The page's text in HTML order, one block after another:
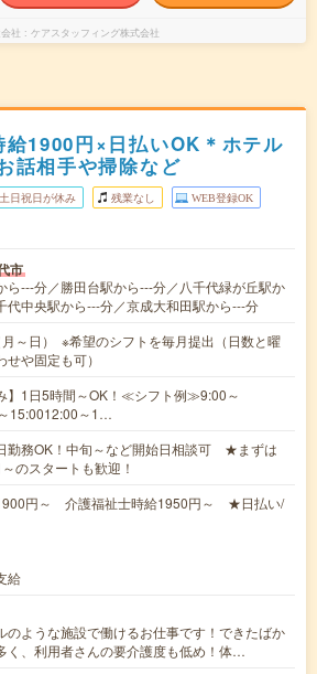
社 ケアスタッフィング株式会社
給1900円×日払いOK＊ホテル
話相手や掃除など
土日祝日が休み 残業なし WEB登録OK
市
ら---分／勝田台駅から---分／八千代緑が丘駅か
代中央駅から---分／京成大和田駅から---分
～日） ※希望のシフトを毎月提出（日数と曜
せや固定も可）
】1日5時間～OK！≪シフト例≫9:00～
15:0012:00～1…
勤務OK！中旬～など開始日相談可 ★まずは
のスタートも歓迎！
円～ 介護福祉士時給1950円～ ★日払い/
給
のような施設で働けるお仕事です！できたばか
く、利用者さんの要介護度も低め！体…